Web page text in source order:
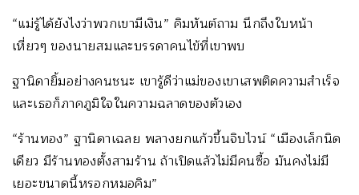
“แม่รู้ได้ยังไงว่าพวกเขามีเงิน” คิมหันต์ถาม นึกถึงใบหน้า
เหี่ยวๆ ของนายสมและบรรดาคนไข้ที่เขาพบ
ฐานิดายิ้มอย่างคนชนะ เขารู้ดีว่าแม่ของเขาเสพติดความสำเร็จ
และเธอก็ภาคภูมิใจในความฉลาดของตัวเอง
“ร้านทอง” ฐานิดาเฉลย พลางยกแก้วขึ้นจิบไวน์ “เมืองเล็กนิด
เดียว มีร้านทองตั้งสามร้าน ถ้าเปิดแล้วไม่มีคนซื้อ มันคงไม่มี
เยอะขนาดนี้หรอกหมอคิม”